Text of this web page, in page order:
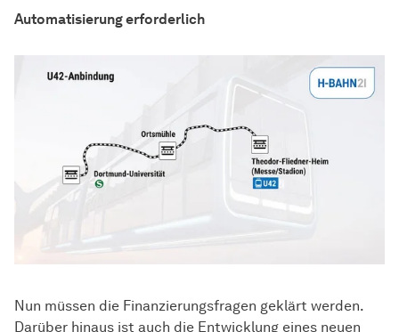
Automatisierung erforderlich
Nun müssen die Finanzierungsfragen geklärt werden.
Darüber hinaus ist auch die Entwicklung eines neuen